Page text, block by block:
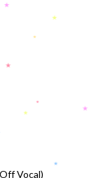
Vocal)